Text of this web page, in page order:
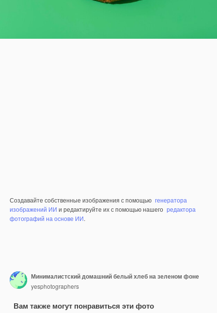
Создавайте собственные изображения с помощью генератора
изображений ИИ и редактируйте их с помощью нашего редактора
фотографий на основе ИИ.
Минималистский домашний белый хлеб на зеленом фоне
yesphotographers
Вам также могут понравиться эти фото